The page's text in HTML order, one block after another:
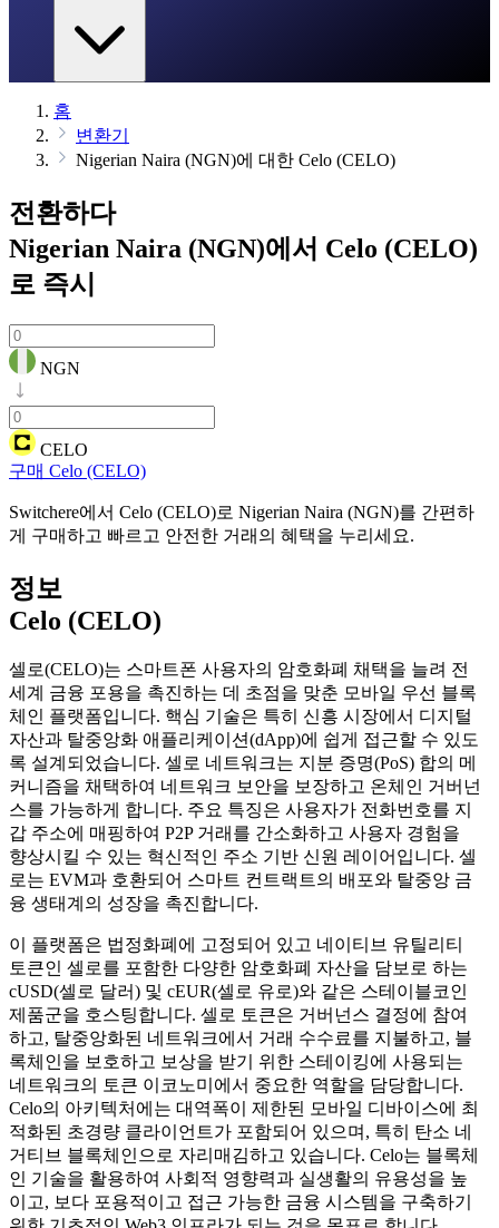
홈
변환기
Nigerian Naira (NGN)에 대한 Celo (CELO)
전환하다
Nigerian Naira (NGN)에서 Celo (CELO)
로 즉시
NGN
CELO
구매 Celo (CELO)
Switchere에서 Celo (CELO)로 Nigerian Naira (NGN)를 간편하
게 구매하고 빠르고 안전한 거래의 혜택을 누리세요.
정보
Celo (CELO)
셀로(CELO)는 스마트폰 사용자의 암호화폐 채택을 늘려 전
세계 금융 포용을 촉진하는 데 초점을 맞춘 모바일 우선 블록
체인 플랫폼입니다. 핵심 기술은 특히 신흥 시장에서 디지털
자산과 탈중앙화 애플리케이션(dApp)에 쉽게 접근할 수 있도
록 설계되었습니다. 셀로 네트워크는 지분 증명(PoS) 합의 메
커니즘을 채택하여 네트워크 보안을 보장하고 온체인 거버넌
스를 가능하게 합니다. 주요 특징은 사용자가 전화번호를 지
갑 주소에 매핑하여 P2P 거래를 간소화하고 사용자 경험을
향상시킬 수 있는 혁신적인 주소 기반 신원 레이어입니다. 셀
로는 EVM과 호환되어 스마트 컨트랙트의 배포와 탈중앙 금
융 생태계의 성장을 촉진합니다.
이 플랫폼은 법정화폐에 고정되어 있고 네이티브 유틸리티
토큰인 셀로를 포함한 다양한 암호화폐 자산을 담보로 하는
cUSD(셀로 달러) 및 cEUR(셀로 유로)와 같은 스테이블코인
제품군을 호스팅합니다. 셀로 토큰은 거버넌스 결정에 참여
하고, 탈중앙화된 네트워크에서 거래 수수료를 지불하고, 블
록체인을 보호하고 보상을 받기 위한 스테이킹에 사용되는
네트워크의 토큰 이코노미에서 중요한 역할을 담당합니다.
Celo의 아키텍처에는 대역폭이 제한된 모바일 디바이스에 최
적화된 초경량 클라이언트가 포함되어 있으며, 특히 탄소 네
거티브 블록체인으로 자리매김하고 있습니다. Celo는 블록체
인 기술을 활용하여 사회적 영향력과 실생활의 유용성을 높
이고, 보다 포용적이고 접근 가능한 금융 시스템을 구축하기